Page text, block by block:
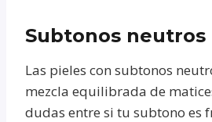
Subtonos neutros
Las pieles con subtonos
mezcla equilibrada de
dudas entre si tu subtono es